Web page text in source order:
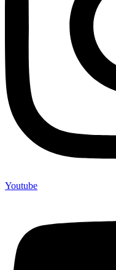
Youtube